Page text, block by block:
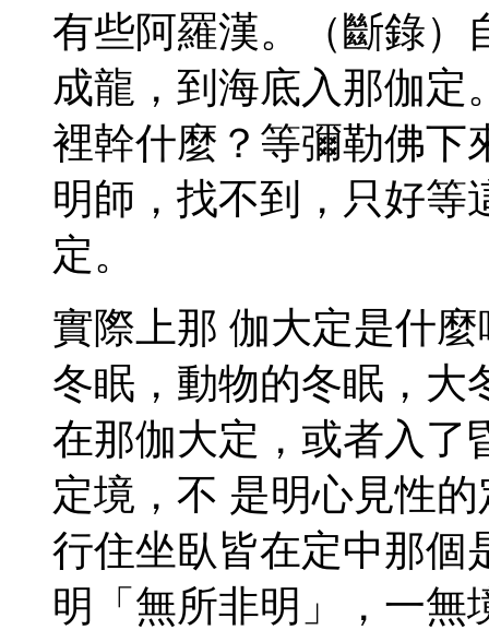
有些阿羅漢。（斷錄）
成龍，到海底入那伽定
裡幹什麼？等彌勒佛下
明師，找不到，只好等
定。
實際上那 伽大定是什
冬眠，動物的冬眠，大
在那伽大定，或者入了
定境，不 是明心見性
行住坐臥皆在定中那個
明「無所非明」，一無